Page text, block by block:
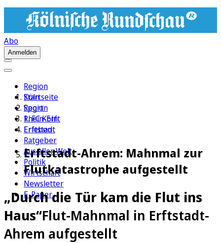
Abo
Anmelden
Region
Köln
Sport
1. FC Köln
Erleben
Ratgeber
Aus aller Welt
Politik
Wirtschaft
Newsletter
E-Paper
Startseite
Region
Rhein-Erft
Erftstadt
Erftstadt-Ahrem: Mahnmal zur
Flutkatastrophe aufgestellt
„Durch die Tür kam die Flut ins
Haus“Flut-Mahnmal in Erftstadt-
Ahrem aufgestellt